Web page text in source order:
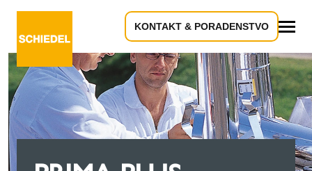
KONTAKT & PORADENSTVO